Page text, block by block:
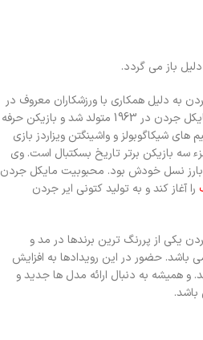
باز می گردد.
به دلیل همکاری با ورزشکاران معروف در
جذب مشتریان موفق بوده است. مایکل جردن در 1963 متولد شد و بازیکن حرفه
شیکاگوبولز و واشینگتن ویزاردز بازی
بازیکن برتر تاریخ بسکتبال است. وی
بارز نسل خودش بود. محبوبیت مایکل جردن
را آغاز کند و به تولید کتونی ایر جردن
یکی از پررنگ ترین برندها در مد و
باشد. حضور در این رویدادها به افزایش
و همیشه به دنبال ارائه مدل ها جدید و
باشد.